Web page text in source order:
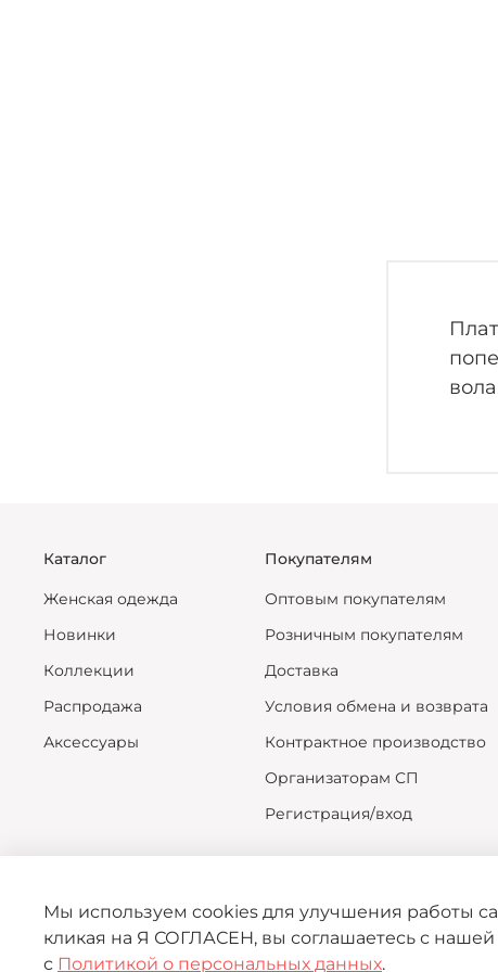
Каталог
Женская одежда
Новинки
Коллекции
Распродажа
Аксессуары
Покупателям
Оптовым покупателям
Розничным покупателям
Доставка
Условия обмена и возврата
Контрактное производство
Организаторам СП
Регистрация/вход
Мы используем cookies для улучшения работы
кликая на Я СОГЛАСЕН, вы соглашаетесь с
с Политикой о персональных данных.